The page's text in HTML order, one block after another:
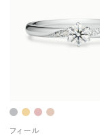
フィール